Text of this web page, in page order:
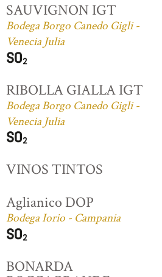
SAUVIGNON IGT
Bodega Borgo Canedo Gigli -
Venecia Julia
RIBOLLA GIALLA IGT
Bodega Borgo Canedo Gigli -
Venecia Julia
VINOS TINTOS
Aglianico DOP
Bodega Iorio - Campania
BONARDA